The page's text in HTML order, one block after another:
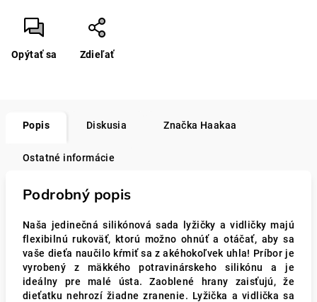
Opýtať sa Zdieľať
Popis Diskusia Značka Haakaa
Ostatné informácie
Podrobný popis
Naša jedinečná silikónová sada lyžičky a vidličky majú
flexibilnú rukoväť, ktorú možno ohnúť a otáčať, aby sa
vaše dieťa naučilo kŕmiť sa z akéhokoľvek uhla! Príbor je
vyrobený z mäkkého potravinárskeho silikónu a je
ideálny pre malé ústa. Zaoblené hrany zaisťujú, že
dieťatku nehrozí žiadne zranenie. Lyžička a vidlička sa